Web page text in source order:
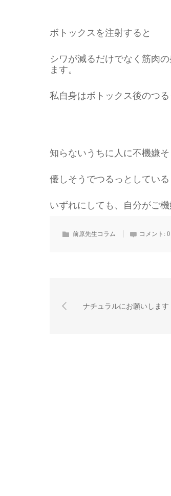
ボトックスを注射すると
シワが減るだけでなく筋肉
ます。
私自身はボトックス後のつ
知らないうちに人に不機嫌
優しそうでつるっとしてい
いずれにしても、自分がご
前原先生コラム コメント: 0
ナチュラルにお願いします